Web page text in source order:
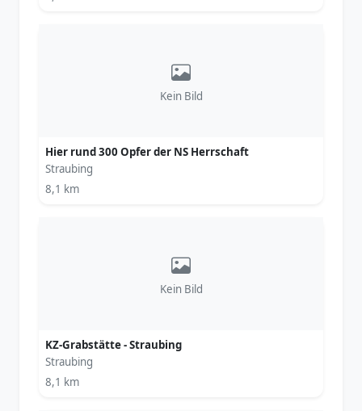
Kein Bild
Hier rund 300 Opfer der NS Herrschaft
Straubing
8,1 km
Kein Bild
KZ-Grabstätte - Straubing
Straubing
8,1 km